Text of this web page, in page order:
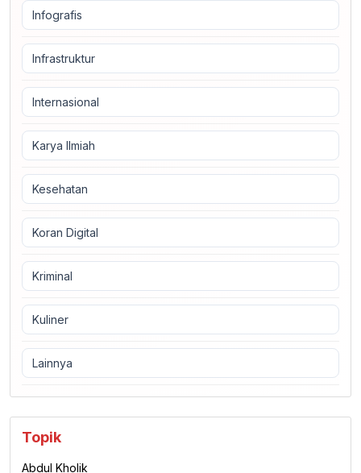
Infografis
Infrastruktur
Internasional
Karya Ilmiah
Kesehatan
Koran Digital
Kriminal
Kuliner
Lainnya
Topik
Abdul Kholik